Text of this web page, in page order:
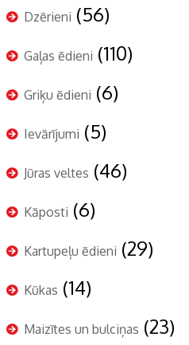
Dzērieni (56)
Gaļas ēdieni (110)
Griķu ēdieni (6)
Ievārījumi (5)
Jūras veltes (46)
Kāposti (6)
Kartupeļu ēdieni (29)
Kūkas (14)
Maizītes un bulciņas (23)